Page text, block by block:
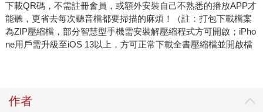
下載QR碼，不需註冊會員，或額外安裝自己不熟悉的播放APP才
能聽，更省去每次聽音檔都要掃描的麻煩！（註：打包下載檔案
為ZIP壓縮檔，部分智慧型手機需安裝解壓縮程式方可開啟；iPho
ne用戶需升級至iOS 13以上，方可正常下載全書壓縮檔並開啟檔
作者